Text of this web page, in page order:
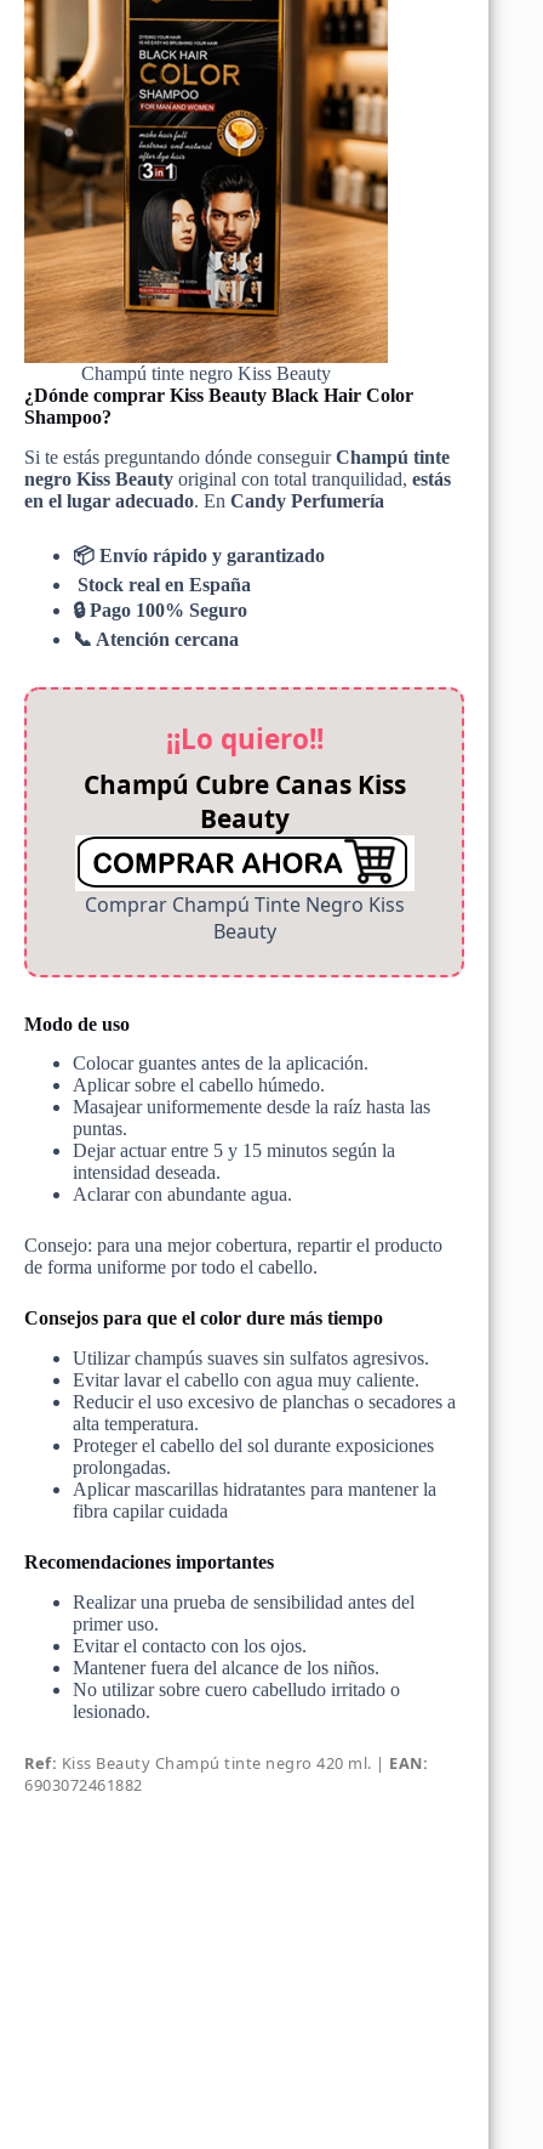
Champú tinte negro Kiss Beauty
¿Dónde comprar Kiss Beauty Black Hair Color
Shampoo?
Si te estás preguntando dónde conseguirChampú tinte
negro Kiss Beauty original con total tranquilidad, estás
en el lugar adecuado. En Candy Perfumería
📦 Envío rápido y garantizado
Stock real en España
🔒 Pago 100% Seguro
📞 Atención cercana
¡¡Lo quiero!!
Champú Cubre Canas Kiss
Beauty
Comprar Champú Tinte Negro Kiss
Beauty
Modo de uso
Colocar guantes antes de la aplicación.
Aplicar sobre el cabello húmedo.
Masajear uniformemente desde la raíz hasta las
puntas.
Dejar actuar entre 5 y 15 minutos según la
intensidad deseada.
Aclarar con abundante agua.
Consejo: para una mejor cobertura, repartir el producto
de forma uniforme por todo el cabello.
Consejos para que el color dure más tiempo
Utilizar champús suaves sin sulfatos agresivos.
Evitar lavar el cabello con agua muy caliente.
Reducir el uso excesivo de planchas o secadores a
alta temperatura.
Proteger el cabello del sol durante exposiciones
prolongadas.
Aplicar mascarillas hidratantes para mantener la
fibra capilar cuidada
Recomendaciones importantes
Realizar una prueba de sensibilidad antes del
primer uso.
Evitar el contacto con los ojos.
Mantener fuera del alcance de los niños.
No utilizar sobre cuero cabelludo irritado o
lesionado.
Ref: Kiss Beauty Champú tinte negro 420 ml. | EAN:
6903072461882